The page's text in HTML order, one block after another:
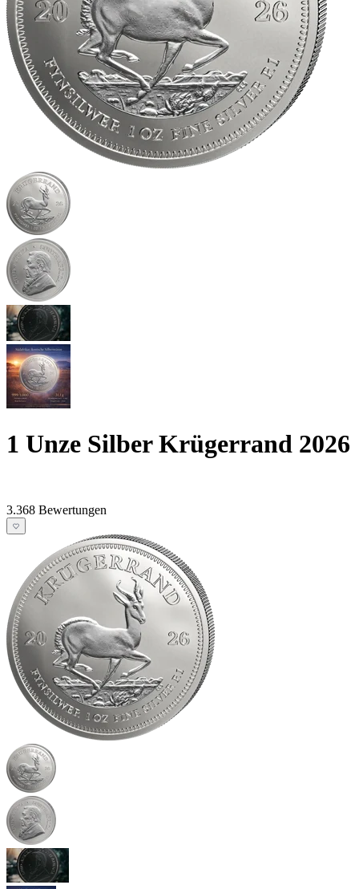
1 Unze Silber Krügerrand 2026
3.368 Bewertungen